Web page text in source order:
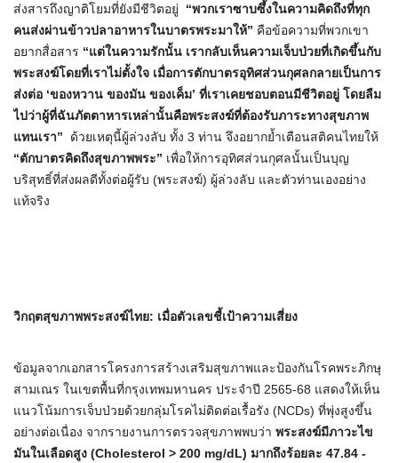
ส่งสารถึงญาติโยมที่ยังมีชีวิตอยู่ “พวกเราซาบซึ้งในความคิดถึงที่ทุก
คนส่งผ่านข้าวปลาอาหารในบาตรพระมาให้” คือข้อความที่พวกเขา
อยากสื่อสาร “แต่ในความรักนั้น เรากลับเห็นความเจ็บป่วยที่เกิดขึ้นกับ
พระสงฆ์โดยที่เราไม่ตั้งใจ เมื่อการตักบาตรอุทิศส่วนกุศลกลายเป็นการ
ส่งต่อ ‘ของหวาน ของมัน ของเค็ม’ ที่เราเคยชอบตอนมีชีวิตอยู่ โดยลืม
ไปว่าผู้ที่ฉันภัตตาหารเหล่านั้นคือพระสงฆ์ที่ต้องรับภาระทางสุขภาพ
แทนเรา” ด้วยเหตุนี้ผู้ล่วงลับ ทั้ง 3 ท่าน จึงอยากย้ำเตือนสติคนไทยให้
“ตักบาตรคิดถึงสุขภาพพระ” เพื่อให้การอุทิศส่วนกุศลนั้นเป็นบุญ
บริสุทธิ์ที่ส่งผลดีทั้งต่อผู้รับ (พระสงฆ์) ผู้ล่วงลับ และตัวท่านเองอย่าง
แท้จริง
วิกฤตสุขภาพพระสงฆ์ไทย: เมื่อตัวเลขชี้เป้าความเสี่ยง
ข้อมูลจากเอกสารโครงการสร้างเสริมสุขภาพและป้องกันโรคพระภิกษุ
สามเณร ในเขตพื้นที่กรุงเทพมหานคร ประจำปี 2565-68 แสดงให้เห็น
แนวโน้มการเจ็บป่วยด้วยกลุ่มโรคไม่ติดต่อเรื้อรัง (NCDs) ที่พุ่งสูงขึ้น
อย่างต่อเนื่อง จากรายงานการตรวจสุขภาพพบว่า พระสงฆ์มีภาวะไข
มันในเลือดสูง (Cholesterol > 200 mg/dL) มากถึงร้อยละ 47.84 -